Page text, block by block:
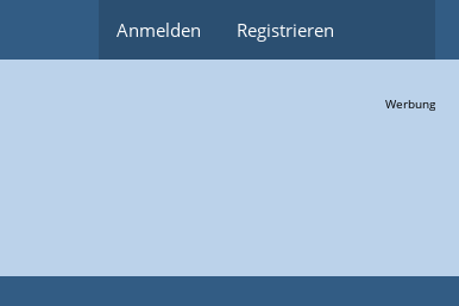
Anmelden Registrieren
Werbung